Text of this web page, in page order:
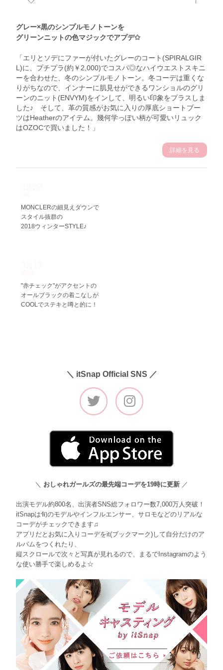
グレー×黒のシンプルモノトーンを
グリーンニットの色マジックでアプデ✩
「エリとソデにファーが付いたグレーのコート(SPIRALGIR
L)に、プチプラ(約￥2,000)でコスパ◎なハイウエストスキニ
ーを合わせた、冬のシンプルモノトーン。冬コーデは重くな
りがちなので、インナーに肌見せができるワンショルのグリ
ーンのニット(ENVYM)をインして、明るい印象をプラスしま
した♪ そして、革の質感がお気に入りの厚底ショートブー
ツはHeatherのアイテム。幾何学っぽい柄が可愛いリュック
はOZOCで買いました！」
詳細を見る
MONCLERの細見えダウンで
スタイル抜群の
2018ウィンターSTYLE♪
Wed
"赤チェック"がアクセントの
オールブラックの着こなしが
COOLでステキと噂と的に！
＼ itSnap Official SNS ／
＼ おしゃれガールズの最先端コーデを19時に更新 ／
出演モデル約800名、出演者SNS総フォロワー数7,000万人突破！
itSnapは旬のモデルやインフルエンサー、サロモなどのリアルな
コーデがチェックできます♫
アプリだとお気に入りコーデをit(ブックマーク)して自分だけのア
ルバムをつくれたり、
縦スクロールで次々と写真が見れるので、まるでInstagramのよう
な使い勝手で楽しめるよ☆